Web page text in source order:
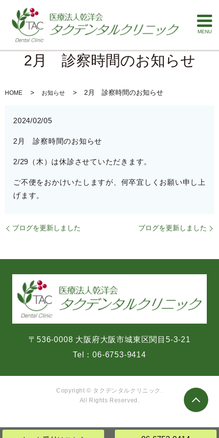
MENU
2月 診察時間のお知らせ
HOME お知らせ 2月 診察時間のお知らせ
2024/02/05
2月 診察時間のお知らせ
2/29（木）は休診させていただきます。
ご不便をおかけいたしますが、何卒宜しくお願い申し上
げます。
ブログを更新しました ブログを更新しました
〒536-0008 大阪府大阪市城東区関目5-3-21
Tel：06-6753-9414
Copyright © タクデンタルクリニック.
All Rights Reserved.